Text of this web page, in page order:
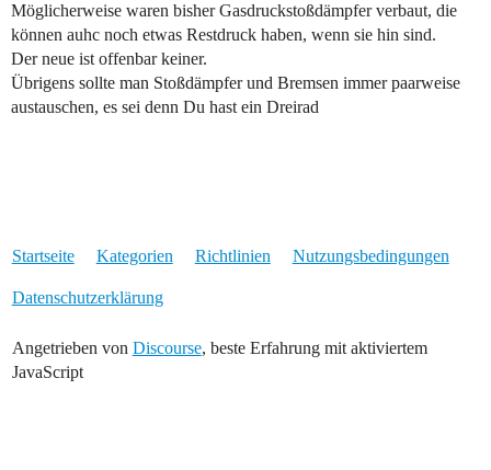
Möglicherweise waren bisher Gasdruckstoßdämpfer verbaut, die
können auhc noch etwas Restdruck haben, wenn sie hin sind.
Der neue ist offenbar keiner.
Übrigens sollte man Stoßdämpfer und Bremsen immer paarweise
austauschen, es sei denn Du hast ein Dreirad
Startseite Kategorien Richtlinien Nutzungsbedingungen
Datenschutzerklärung
Angetrieben von Discourse, beste Erfahrung mit aktiviertem
JavaScript